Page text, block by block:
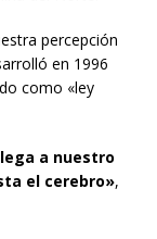
percepción
en 1996
como «ley
a nuestro
el cerebro»,